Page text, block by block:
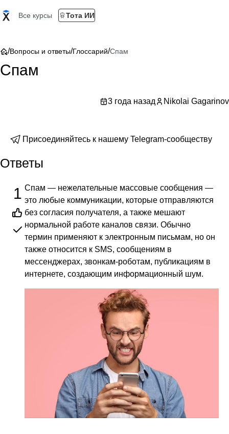
Все курсы Тота ИИ
/Вопросы и ответы/Глоссарий/Спам
Спам
3 года назад Nikolai Gagarinov
Присоединяйтесь к нашему Telegram-сообществу
Ответы
1 Спам — нежелательные массовые сообщения —
это любые коммуникации, которые отправляются
без согласия получателя, а также мешают
нормальной работе каналов связи. Обычно
термин применяют к электронным письмам, но он
также относится к SMS, сообщениям в
мессенджерах, звонкам-роботам, публикациям в
интернете, создающим информационный шум.